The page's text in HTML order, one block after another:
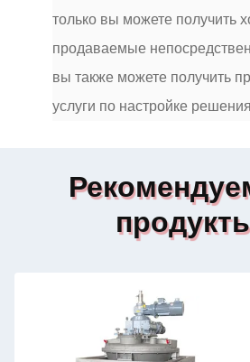
только вы можете получить
продаваемые
вы также можете получить
услуги по настройке